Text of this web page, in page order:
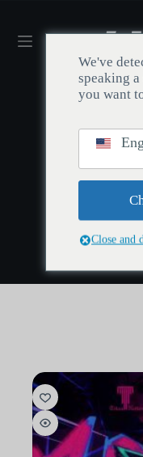
Start /
Arcane
We've
speaking
you want
Close and